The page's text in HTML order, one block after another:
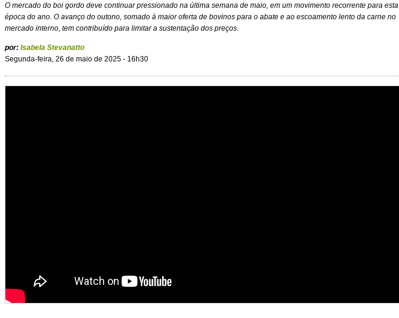
O mercado do boi gordo deve continuar pressionado na última semana de maio, em um movimento recorrente para esta
época do ano. O avanço do outono, somado à maior oferta de bovinos para o abate e ao escoamento lento da carne no
mercado interno, tem contribuído para limitar a sustentação dos preços.
por: Isabela Stevanatto
Segunda-feira, 26 de maio de 2025 - 16h30